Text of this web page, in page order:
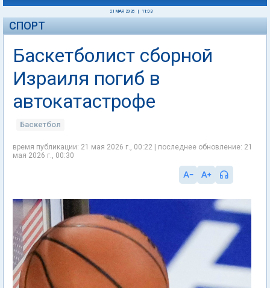
21 МАЯ 2026 11:03
СПОРТ
Баскетболист сборной
Израиля погиб в
автокатастрофе
Баскетбол
время публикации: 21 мая 2026 г., 00:22 | последнее обновление: 21
мая 2026 г., 00:30